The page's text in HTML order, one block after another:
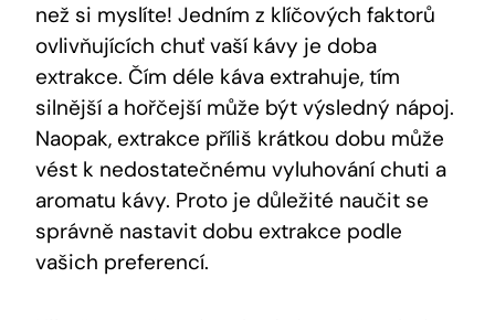
než si myslíte! Jedním z klíčových faktorů
ovlivňujících chuť vaší kávy je doba
extrakce. Čím déle káva extrahuje, tím
silnější a hořčejší může být výsledný nápoj.
Naopak, extrakce příliš krátkou dobu může
vést k nedostatečnému vyluhování chuti a
aromatu kávy. Proto je důležité naučit se
správně nastavit dobu extrakce podle
vašich preferencí.